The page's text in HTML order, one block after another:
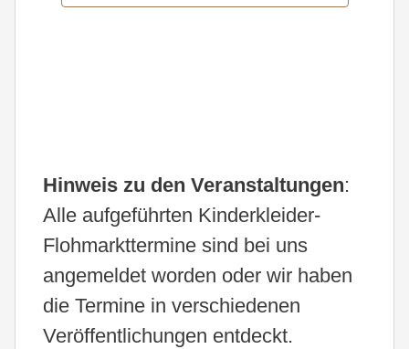
Hinweis zu den Veranstaltungen:
Alle aufgeführten Kinderkleider-
Flohmarkttermine sind bei uns
angemeldet worden oder wir haben
die Termine in verschiedenen
Veröffentlichungen entdeckt.